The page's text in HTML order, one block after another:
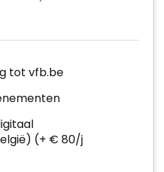
tot vfb.be
(+ € 80/j